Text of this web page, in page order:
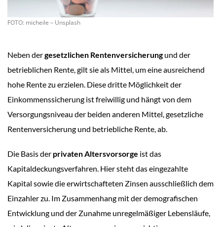
FOTO: micheile – Unsplash
Neben dergesetzlichen Rentenversicherungund der
betrieblichen Rente, gilt sie als Mittel, um eine ausreichend
hohe Rente zu erzielen. Diese dritte Möglichkeit der
Einkommenssicherung ist freiwillig und hängt von dem
Versorgungsniveau der beiden anderen Mittel, gesetzliche
Rentenversicherung und betriebliche Rente, ab.
Die Basis der privaten Altersvorsorge ist das
Kapitaldeckungsverfahren. Hier steht das eingezahlte
Kapital sowie die erwirtschafteten Zinsen ausschließlich dem
Einzahler zu. Im Zusammenhang mit der demografischen
Entwicklung und der Zunahme unregelmäßiger Lebensläufe,